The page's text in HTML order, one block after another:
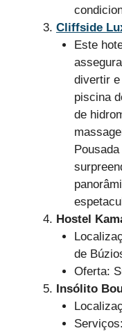
Cliffside
Este
divertir
piscina
de
Hostel
de
Oferta:
Insólito